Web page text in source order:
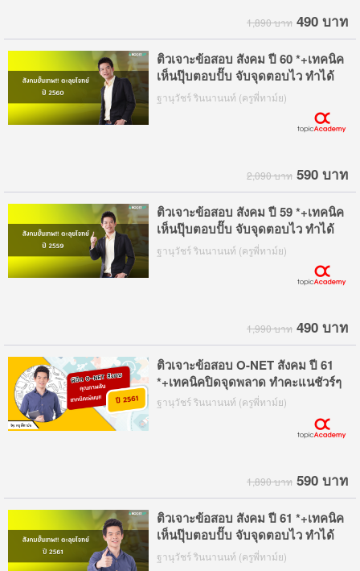
1,890 บาท 490 บาท
ติวเจาะข้อสอบ สังคม ปี 60 *+เทคนิค
เห็นปุ๊บตอบปั๊บ จับจุดตอบไว ทำได้
ทันเวลา
ฐานุวัชร์ รินนานนท์ (ครูพี่ทาม์ย)
2,090 บาท 590 บาท
ติวเจาะข้อสอบ สังคม ปี 59 *+เทคนิค
เห็นปุ๊บตอบปั๊บ จับจุดตอบไว ทำได้
ทันเวลา
ฐานุวัชร์ รินนานนท์ (ครูพี่ทาม์ย)
1,990 บาท 490 บาท
ติวเจาะข้อสอบ O-NET สังคม ปี 61
*+เทคนิคปิดจุดพลาด ทำคะแนชัวร์ๆ
ฐานุวัชร์ รินนานนท์ (ครูพี่ทาม์ย)
1,890 บาท 590 บาท
ติวเจาะข้อสอบ สังคม ปี 61 *+เทคนิค
เห็นปุ๊บตอบปั๊บ จับจุดตอบไว ทำได้
ทันเวลา
ฐานุวัชร์ รินนานนท์ (ครูพี่ทาม์ย)